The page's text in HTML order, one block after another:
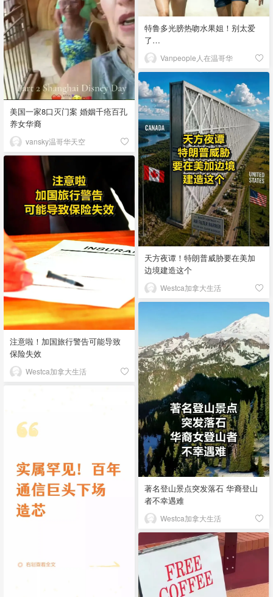
特鲁多光膀热吻水果姐！别太爱
了…
Vanpeople人在温哥华
美国一家8口灭门案 婚姻千疮百孔
养女华裔
vansky温哥华天空
天方夜谭！特朗普威胁要在美加
边境建造这个
Westca加拿大生活
注意啦！加国旅行警告可能导致
保险失效
Westca加拿大生活
著名登山景点突发落石 华裔登山
者不幸遇难
Westca加拿大生活